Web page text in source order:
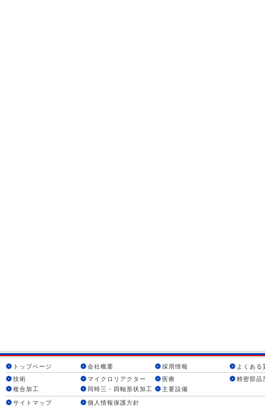
トップページ 会社概要 採用情報
よくある
技術
マイクロリアクター 医療
精密部品
複合加工
同時三・四軸形状加工 主要設備
サイトマップ 個人情報保護方針